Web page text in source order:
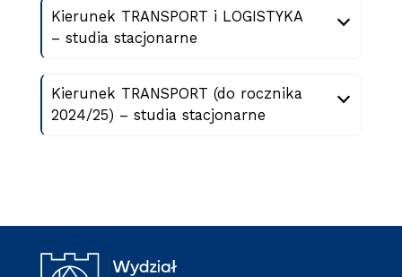
Kierunek TRANSPORT i LOGISTYKA
– studia stacjonarne
Kierunek TRANSPORT (do rocznika
2024/25) – studia stacjonarne